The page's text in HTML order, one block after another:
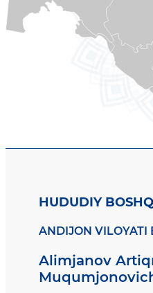
HUDUDIY
ANDIJON VILOYATI
Alimjanov